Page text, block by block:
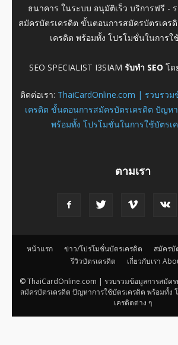
ธนาคาร ในระบบ อนุมัติเร็ว บริการฟรี -
สมัครบัตรเครดิต ขั้นตอนการสมัครบัตรเคร
เครดิต พร้อมทั้ง โปรโมชั่นในการใ
SEO SPECIALIST I3SIAM รับทำ SEO โด
ติดต่อเรา: ThaiCardOnline.com | รวบรว
เครดิต ขั้นตอนการสมัครบัตรเครดิต ปัญห
พร้อมทั้ง โปรโมชั่นในการใช้บัตรเ
ตามเรา
หน้าแรก ข่าว/โปรโมชั่นบัตรเครดิต
สมัครบั
รีวิวบัตรเครดิต
เกี่ยวกับเรา
© ThaiCardOnline.com | รวบรวมข้อมูลการสมัค
สมัครบัตรเครดิต ปัญหาการใช้บัตรเครดิต พร้อมทั้ง
เครดิตต่าง ๆ